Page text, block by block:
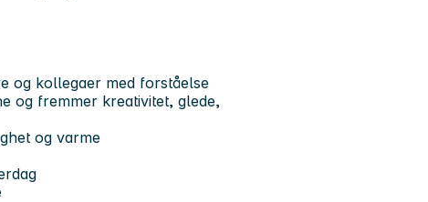
og kollegaer med forståelse
og fremmer kreativitet, glede,
og varme